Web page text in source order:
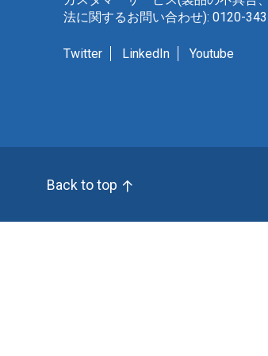
法に関するお問い合わせ): 0120-
Twitter LinkedIn Youtube
Back to top